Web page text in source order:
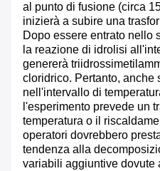
al punto di fusione (circa
inizierà a subire una
Dopo essere entrato nello
la reazione di idrolisi
genererà
cloridrico. Pertanto, anche
nell'intervallo di
l'esperimento prevede un
temperatura o il
operatori dovrebbero
tendenza alla
variabili aggiuntive dovute